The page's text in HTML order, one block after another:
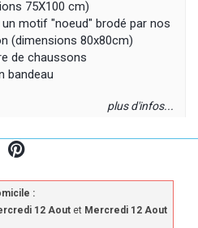
75X100 cm)
motif "noeud" brodé par nos
(dimensions 80x80cm)
de chaussons
bandeau
plus d'infos...
:
12 Aout et Mercredi 12 Aout